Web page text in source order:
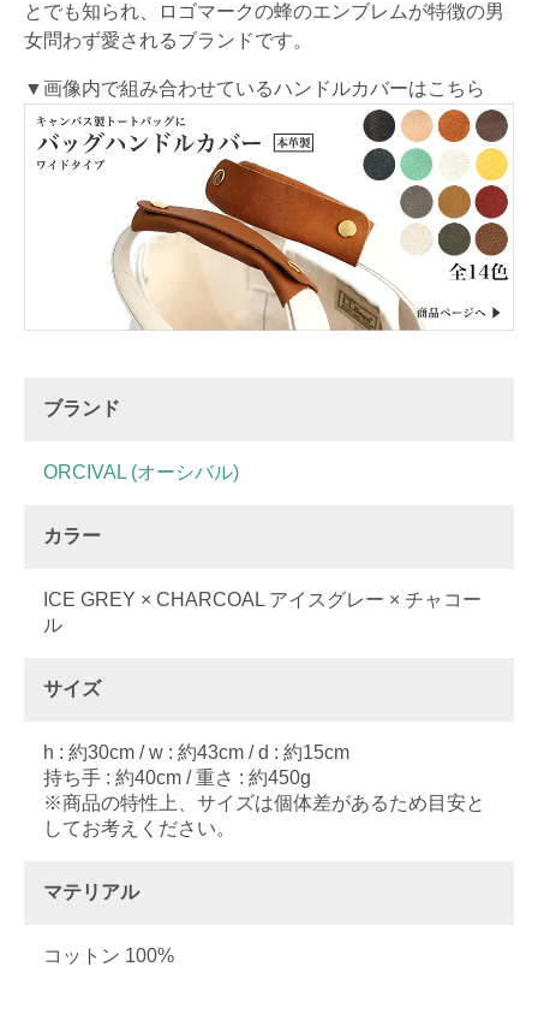
とでも知られ、ロゴマークの蜂のエンブレムが特徴の男
女問わず愛されるブランドです。
▼画像内で組み合わせているハンドルカバーはこちら
ブランド
ORCIVAL (オーシバル)
カラー
ICE GREY × CHARCOAL アイスグレー × チャコー
ル
サイズ
h : 約30cm / w : 約43cm / d : 約15cm
持ち手 : 約40cm / 重さ : 約450g
※商品の特性上、サイズは個体差があるため目安と
してお考えください。
マテリアル
コットン 100%